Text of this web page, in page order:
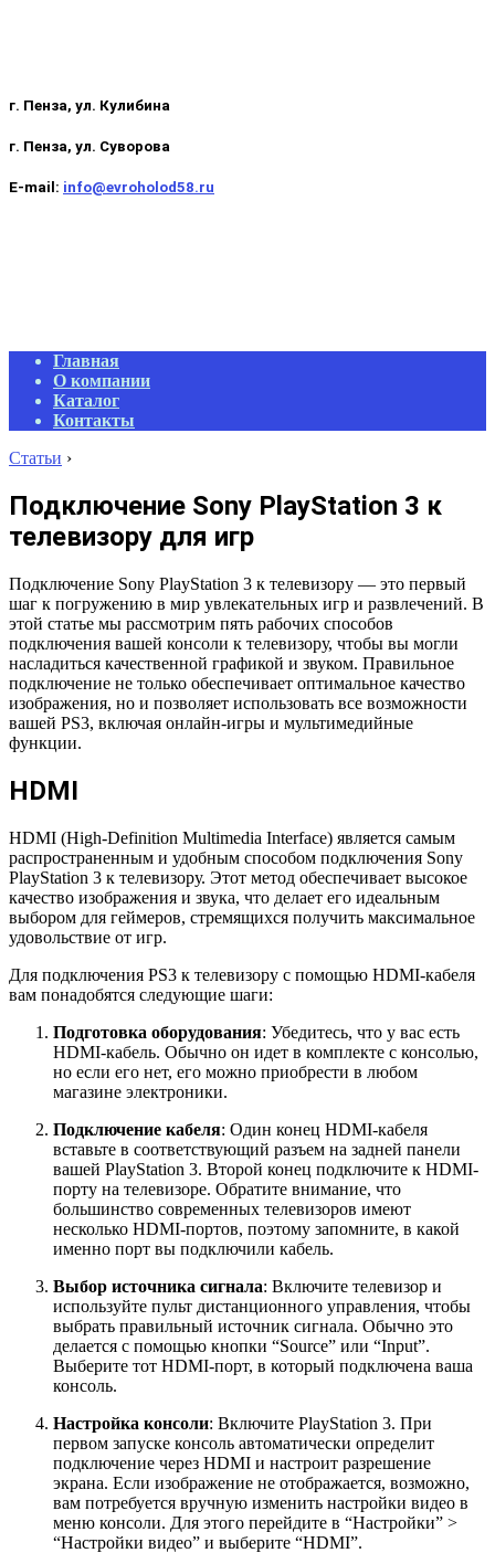
г. Пенза, ул. Кулибина
г. Пенза, ул. Суворова
E-mail: info@evroholod58.ru
Primary
Navigation
Menu
Главная
О компании
Каталог
Контакты
Статьи ›
Подключение Sony PlayStation 3 к
телевизору для игр
Подключение Sony PlayStation 3 к телевизору — это первый
шаг к погружению в мир увлекательных игр и развлечений. В
этой статье мы рассмотрим пять рабочих способов
подключения вашей консоли к телевизору, чтобы вы могли
насладиться качественной графикой и звуком. Правильное
подключение не только обеспечивает оптимальное качество
изображения, но и позволяет использовать все возможности
вашей PS3, включая онлайн-игры и мультимедийные
функции.
HDMI
HDMI (High-Definition Multimedia Interface) является самым
распространенным и удобным способом подключения Sony
PlayStation 3 к телевизору. Этот метод обеспечивает высокое
качество изображения и звука, что делает его идеальным
выбором для геймеров, стремящихся получить максимальное
удовольствие от игр.
Для подключения PS3 к телевизору с помощью HDMI-кабеля
вам понадобятся следующие шаги:
Подготовка оборудования: Убедитесь, что у вас есть
HDMI-кабель. Обычно он идет в комплекте с консолью,
но если его нет, его можно приобрести в любом
магазине электроники.
Подключение кабеля: Один конец HDMI-кабеля
вставьте в соответствующий разъем на задней панели
вашей PlayStation 3. Второй конец подключите к HDMI-
порту на телевизоре. Обратите внимание, что
большинство современных телевизоров имеют
несколько HDMI-портов, поэтому запомните, в какой
именно порт вы подключили кабель.
Выбор источника сигнала: Включите телевизор и
используйте пульт дистанционного управления, чтобы
выбрать правильный источник сигнала. Обычно это
делается с помощью кнопки “Source” или “Input”.
Выберите тот HDMI-порт, в который подключена ваша
консоль.
Настройка консоли: Включите PlayStation 3. При
первом запуске консоль автоматически определит
подключение через HDMI и настроит разрешение
экрана. Если изображение не отображается, возможно,
вам потребуется вручную изменить настройки видео в
меню консоли. Для этого перейдите в “Настройки” >
“Настройки видео” и выберите “HDMI”.